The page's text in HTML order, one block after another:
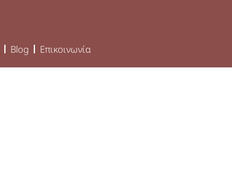
Blog Επικοινωνία